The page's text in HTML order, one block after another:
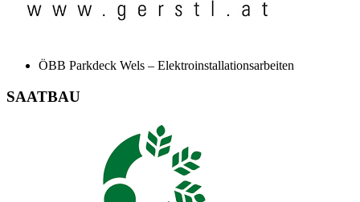
ÖBB Parkdeck Wels – Elektroinstallationsarbeiten
SAATBAU